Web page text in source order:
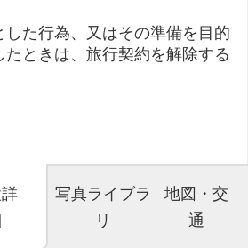
た行為、又はその準備を目的
たときは、旅行契約を解除する
写真ライブラ
リ
地図・交
通